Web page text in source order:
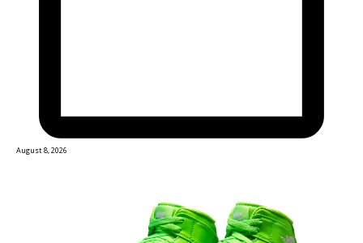
August 8, 2026